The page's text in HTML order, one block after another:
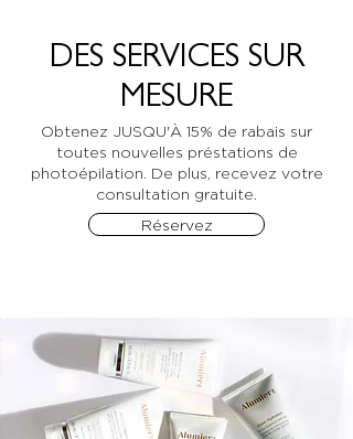
DES SERVICES SUR
MESURE
Obtenez JUSQU'À 15% de rabais sur
toutes nouvelles préstations de
photoépilation.​ De plus, recevez votre
consultation gratuite.
Réservez